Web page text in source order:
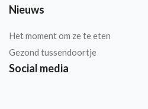
Nieuws
Het moment om ze te eten
Gezond tussendoortje
Social media